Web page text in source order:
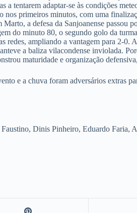
tentarem adaptar-se às condições
primeiros minutos, com uma
a defesa da Sanjoanense passou
do minuto 80, o segundo golo da
ampliando a vantagem para 2-0.
a baliza vilacondense inviolada.
maturidade e organização
e a chuva foram adversários extras
Dinis Pinheiro, Eduardo Faria,